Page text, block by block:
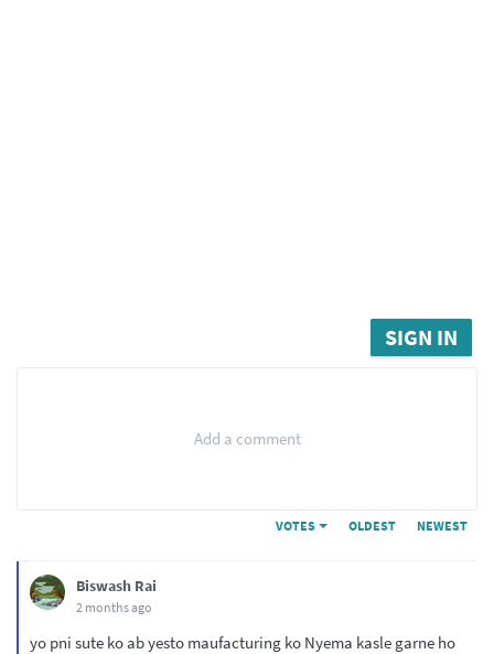
SIGN IN
Add a comment
VOTES OLDEST NEWEST
Biswash Rai
2 months ago
yo pni sute ko ab yesto maufacturing ko Nyema kasle garne ho